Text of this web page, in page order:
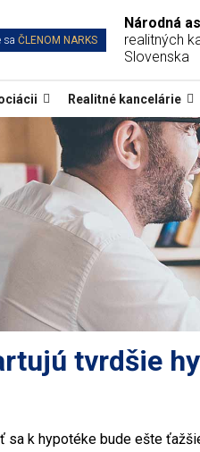
saČLENOM NARKS
Národná
realitných
Slovenska
Realitné kancelárie
tvrdšie
sa k hypotéke bude ešte